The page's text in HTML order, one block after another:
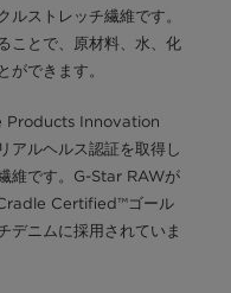
ルストレッチ繊維です。
ことで、原材料、水、化
できます。
Products Innovation
アルヘルス認証を取得し
維です。G-Star RAWが
Certified™ゴール
デニムに採用されていま